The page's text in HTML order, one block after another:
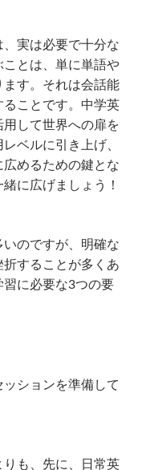
実は必要で十分な
とは、単に単語や
す。それは会話能
ことです。中学英
して世界への扉を
ベルに引き上げ、
めるための鍵とな
に広げましょう！
のですが、明確な
することが多くあ
習に必要な3つの要
ションを準備して
も、先に、日常英